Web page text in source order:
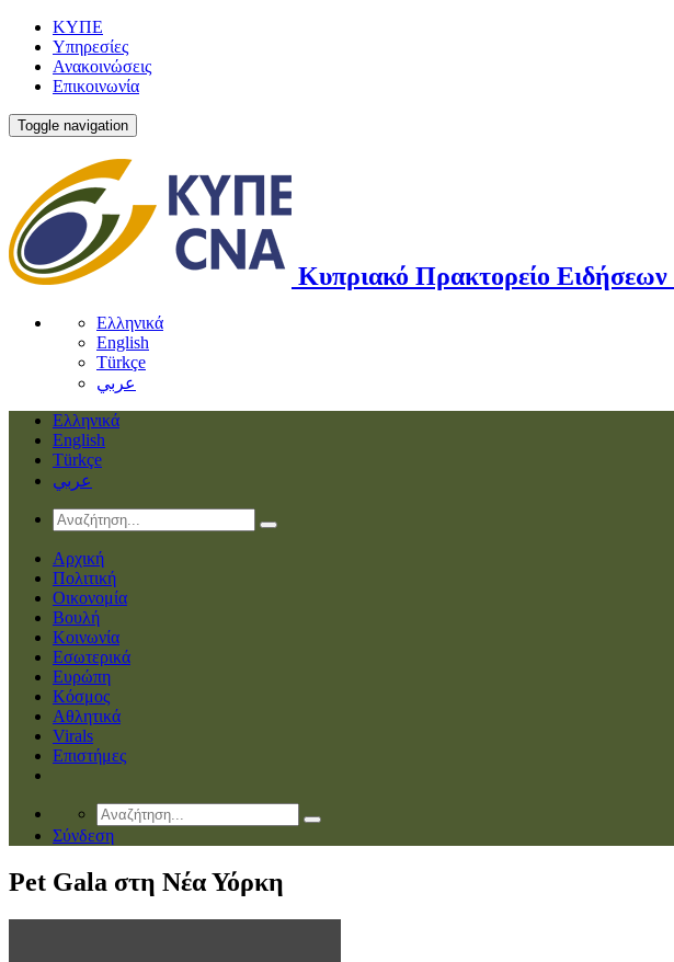
ΚΥΠΕ
Υπηρεσίες
Ανακοινώσεις
Επικοινωνία
Toggle navigation
Κυπριακό Πρακτορείο Ειδήσεων
Ελληνικά
English
Türkçe
عربي
Ελληνικά
English
Türkçe
عربي
Αρχική
Πολιτική
Οικονομία
Βουλή
Κοινωνία
Εσωτερικά
Ευρώπη
Κόσμος
Αθλητικά
Virals
Επιστήμες
Σύνδεση
Pet Gala στη Νέα Υόρκη